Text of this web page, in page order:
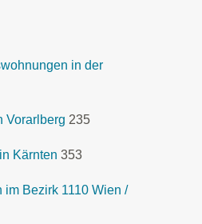
in der
Vorarlberg 235
Kärnten 353
Bezirk 1110 Wien /